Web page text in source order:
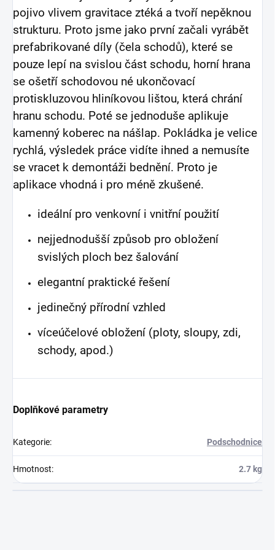
pojivo vlivem gravitace ztéká a tvoří nepěknou
strukturu. Proto jsme jako první začali vyrábět
prefabrikované díly (čela schodů), které se
pouze lepí na svislou část schodu, horní hrana
se ošetří schodovou né ukončovací
protiskluzovou hliníkovou lištou, která chrání
hranu schodu. Poté se jednoduše aplikuje
kamenný koberec na nášlap. Pokládka je velice
rychlá, výsledek práce vidíte ihned a nemusíte
se vracet k demontáži bednění. Proto je
aplikace vhodná i pro méně zkušené.
ideální pro venkovní i vnitřní použití
nejjednodušší způsob pro obložení
svislých ploch bez šalování
elegantní praktické řešení
jedinečný přírodní vzhled
víceúčelové obložení (ploty, sloupy, zdi,
schody, apod.)
Doplňkové parametry
Kategorie: Podschodnice
Hmotnost: 2.7 kg